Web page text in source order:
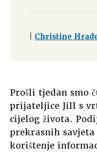
Christine
Prošli tjedan smo
prijateljice Jill s
cijelog života.
prekrasnih
korištenje